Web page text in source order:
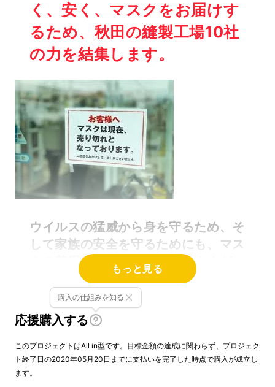
く、安く、マスクをお届けす
るため、秋田の縫製工場10社
の力を結集します。
ウイルスの猛威から身を守るため、そ
して家族の安全を守るためにも、マス
クの着用は必須と言われていますが、
今その品不足が深刻な問題となってい
ます。
もしかしたら.....
東北の縫製工場１０社が一致団結し、一度
ファッションに関わる仕事をストップしてマス
もっと見る
応援購入する
購入の仕組みを知る
このプロジェクトはAll in型です。目標金額の達成に関わらず、プロジェク
ト終了日の2020年05月20日までに支払いを完了した時点で購入が成立し
ます。